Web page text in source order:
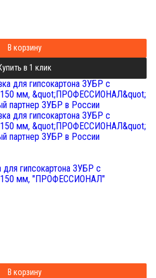
В корзину
в 1 клик
гипсокартона ЗУБР с
150 мм, "ПРОФЕССИОНАЛ"
В корзину